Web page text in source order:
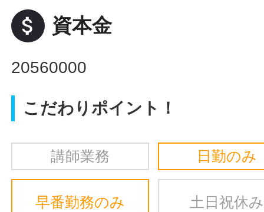
attach_money 資本金
20560000
こだわりポイント！
講師業務 日勤のみ
早番勤務のみ 土日祝休み